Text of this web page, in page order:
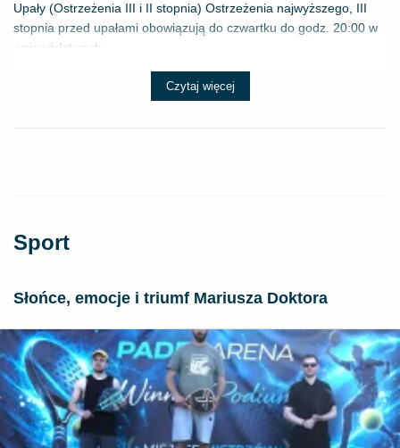
Upały (Ostrzeżenia III i II stopnia) Ostrzeżenia najwyższego, III
stopnia przed upałami obowiązują do czwartku do godz. 20:00 w
województwach...
Czytaj więcej
Sport
Słońce, emocje i triumf Mariusza Doktora